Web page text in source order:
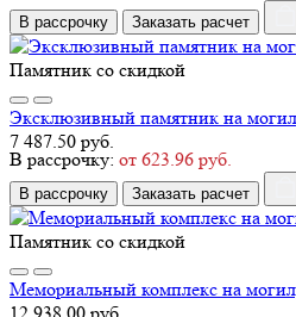
В рассрочку Заказать расчет
Памятник со скидкой
Эксклюзивный памятник на
7 487.50 руб.
В рассрочку: от 623.96 руб.
В рассрочку Заказать расчет
Памятник со скидкой
Мемориальный комплекс на